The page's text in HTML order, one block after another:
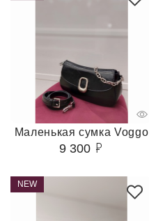
Маленькая сумка Voggo
9 300
NEW